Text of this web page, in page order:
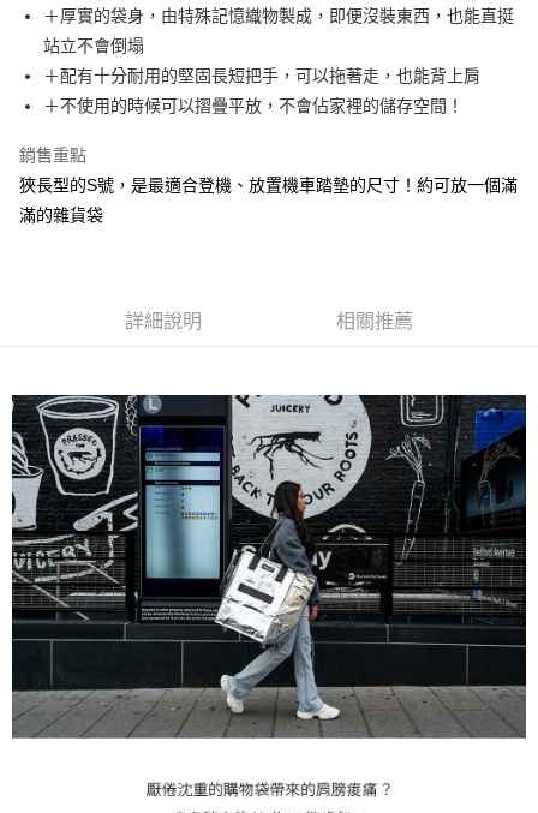
台灣樂天信用卡公司
黑貓宅配(離島)
每筆NT$250，滿NT$2,000(含以上)免運費
＋厚實的袋身，由特殊記憶織物製成，即便沒裝東西，也能直挺
站立不會倒塌
＋配有十分耐用的堅固長短把手，可以拖著走，也能背上肩
＋不使用的時候可以摺疊平放，不會佔家裡的儲存空間！
銷售重點
狹長型的S號，是最適合登機、放置機車踏墊的尺寸！約可放一個滿
滿的雜貨袋
詳細說明 相關推薦